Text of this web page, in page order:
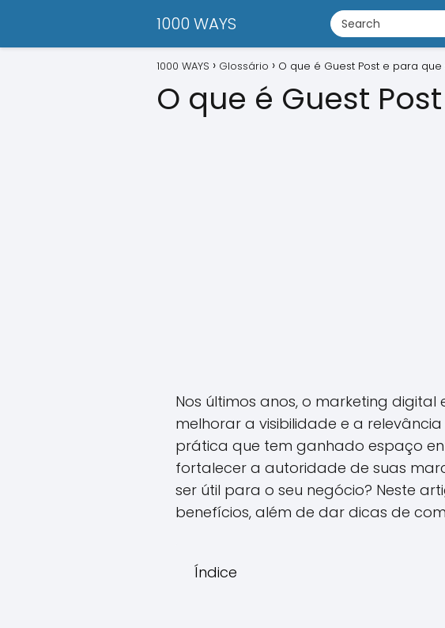
1000 WAYS
1000 WAYS Glossário O que é Guest Post e para que
O que é Guest
Nos últimos anos, o marketing
melhorar a visibilidade e a
prática que tem ganhado espaço
fortalecer a autoridade de suas
ser útil para o seu negócio? Neste
benefícios, além de dar dicas de
Índice